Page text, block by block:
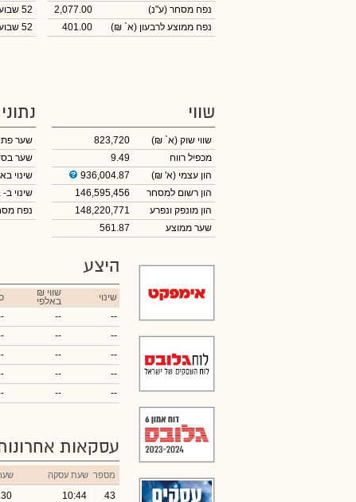
נפח מסחר (ע"נ)
2,077.00
נפח ממוצע לרבעון (א` ₪)
401.00
52 שבועות גבוה
52 שבועות נמוך
שווי
שווי שוק (א` ₪)
823,720
מכפיל רווח
9.49
הון עצמי (א' ₪)
936,004.87
הון רשום למסחר
146,595,456
הון מונפק ונפרע
148,220,771
שער ממוצע
561.87
שער
שער
שינוי
שינוי ב-
נפח
היצע
שינוי ₪ שווי
באלפי
--
--
--
--
--
--
--
--
--
--
עסקאות
מספר שעת עסקה
43
10:44